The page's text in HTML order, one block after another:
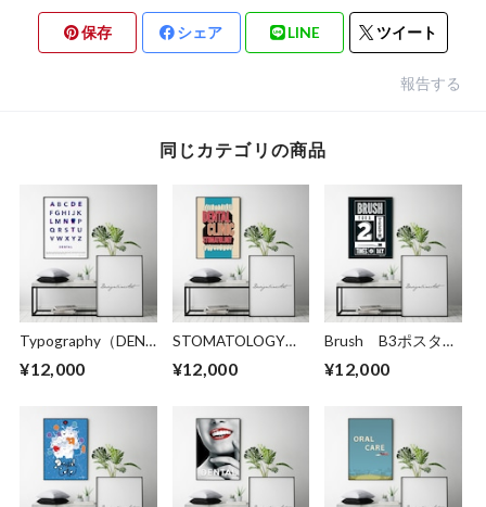
保存 シェア LINE ツイート
報告する
同じカテゴリの商品
Typography（DENT
（フレーム入り）
¥12,000
STOMATOLOGY
ーム入り）
¥12,000
Brush B3ポスター
¥12,000